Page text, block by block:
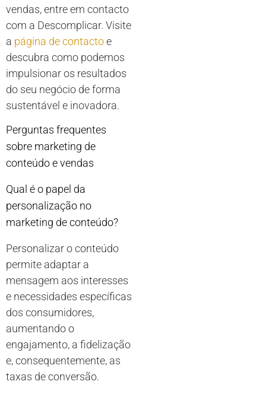
vendas, entre em contacto
com a Descomplicar. Visite
a página de contactoe
descubra como podemos
impulsionar os resultados
do seu negócio de forma
sustentável e inovadora.
Perguntas frequentes
sobre marketing de
conteúdo e vendas
Qual é o papel da
personalização no
marketing de conteúdo?
Personalizar o conteúdo
permite adaptar a
mensagem aos interesses
e necessidades específicas
dos consumidores,
aumentando o
engajamento, a fidelização
e, consequentemente, as
taxas de conversão.